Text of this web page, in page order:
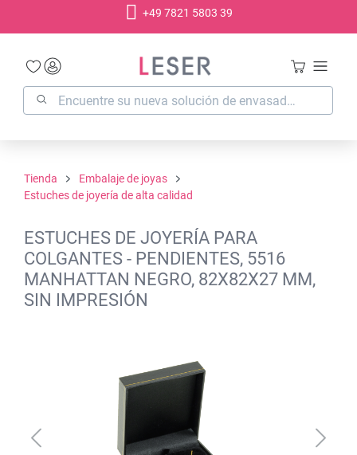
+49 7821 5803 39
Tienda
Embalaje de joyas
Estuches de joyería de alta calidad
ESTUCHES DE JOYERÍA PARA
COLGANTES - PENDIENTES, 5516
MANHATTAN NEGRO, 82X82X27 MM,
SIN IMPRESIÓN